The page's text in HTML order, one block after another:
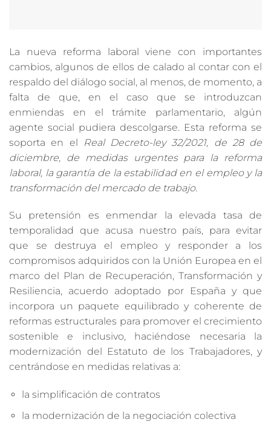
La nueva reforma laboral viene con importantes
cambios, algunos de ellos de calado al contar con el
respaldo del diálogo social, al menos, de momento, a
falta de que, en el caso que se introduzcan
enmiendas en el trámite parlamentario, algún
agente social pudiera descolgarse. Esta reforma se
soporta en el
Real Decreto-ley 32/2021, de 28 de
diciembre, de medidas urgentes para la reforma
laboral, la garantía de la estabilidad en el empleo y la
transformación del mercado de trabajo.
Su pretensión es enmendar la elevada tasa de
temporalidad que acusa nuestro país, para evitar
que se destruya el empleo y responder a los
compromisos adquiridos con la Unión Europea en el
marco del Plan de Recuperación, Transformación y
Resiliencia, acuerdo adoptado por España y que
incorpora un paquete equilibrado y coherente de
reformas estructurales para promover el crecimiento
sostenible e inclusivo, haciéndose necesaria la
modernización del Estatuto de los Trabajadores, y
centrándose en medidas relativas a:
la simplificación de contratos
la modernización de la negociación colectiva